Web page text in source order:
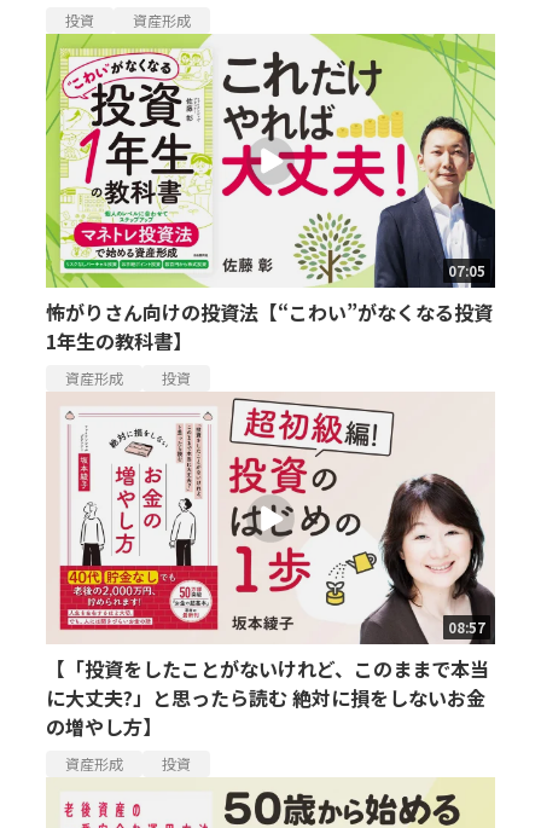
投資 資産形成
07:05
怖がりさん向けの投資法【“こわい”がなくなる投資
1年生の教科書】
資産形成 投資
08:57
【「投資をしたことがないけれど、このままで本当
に大丈夫?」と思ったら読む 絶対に損をしないお金
の増やし方】
資産形成 投資